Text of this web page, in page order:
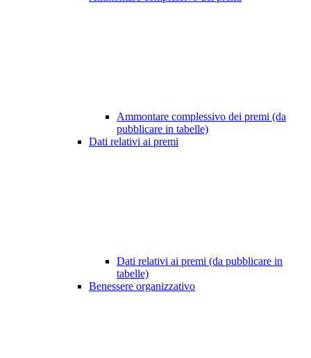
Ammontare complessivo dei premi (da
pubblicare in tabelle)
Dati relativi ai premi
Dati relativi ai premi (da pubblicare in
tabelle)
Benessere organizzativo